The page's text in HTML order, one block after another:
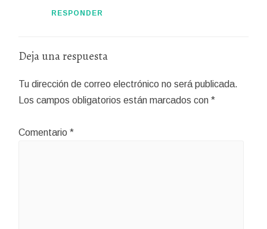
RESPONDER
Deja una respuesta
Tu dirección de correo electrónico no será publicada.
Los campos obligatorios están marcados con*
Comentario*